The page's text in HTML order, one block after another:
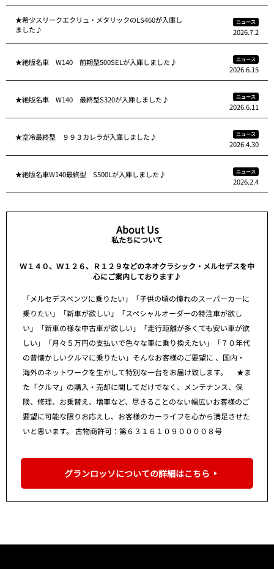
★希少スリークエクリュ・メタリックのLS460が入庫し
ました♪
ニュース
2026.7.2
★絶版名車 W140 前期型500SELが入庫しました♪ ニュース
2026.6.15
★絶版名車 W140 最終型S320が入庫しました♪ ニュース
2026.6.11
★空冷最終型 ９９３カレラが入庫しました♪ ニュース
2026.4.30
★絶版名車W140最終型 S500Lが入庫しました♪ ニュース
2026.2.4
About Us
私たちについて
Ｗ１４０、Ｗ１２６、Ｒ１２９などのネオクラシック・メルセデスを中
心にご案内しております♪
「メルセデスベンツに乗りたい」「子供の頃の憧れのスーパーカーに
乗りたい」「新車が欲しい」「スペシャルオーダーの特注車が欲し
い」「新車の様な中古車が欲しい」「走行距離が多くても安い車が欲
しい」「月々５万円の支払いで色々な車に乗り換えたい」「７０年代
の昔懐かしいクルマに乗りたい」そんなお客様のご要望に 、国内・
海外のネットワークを生かして特別な一台をお届け致します。 ★ま
た「クルマ」の購入・売却に関してだけでなく、メンテナンス、保
険、修理、お乗替え、増車など、尽きることのない幅広いお客様のご
要望に可能な限りお応えし、お客様のカーライフを心から満足させた
いと思います。 古物商許可：第６３１６１０９００００８号
グランロッソについての詳細はこちら